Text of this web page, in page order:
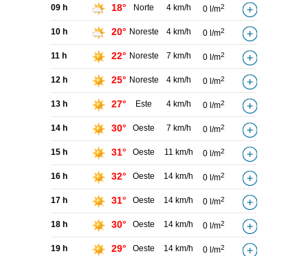
09 h 18° Norte 4 km/h 0 l/m2
10 h 20° Noreste 4 km/h 0 l/m2
11 h 22° Noreste 7 km/h 0 l/m2
12 h 25° Noreste 4 km/h 0 l/m2
13 h 27° Este 4 km/h 0 l/m2
14 h 30° Oeste 7 km/h 0 l/m2
15 h 31° Oeste 11 km/h 0 l/m2
16 h 32° Oeste 14 km/h 0 l/m2
17 h 31° Oeste 14 km/h 0 l/m2
18 h 30° Oeste 14 km/h 0 l/m2
19 h 29° Oeste 14 km/h 0 l/m2